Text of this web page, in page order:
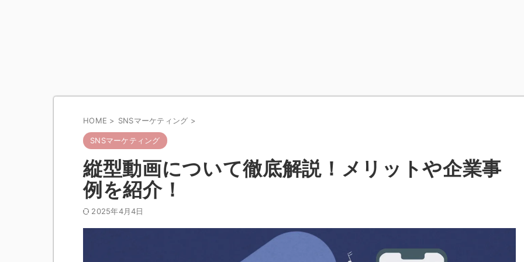
HOME > SNSマーケティング >
SNSマーケティング
縦型動画について徹底解説！メリットや企業事
例を紹介！
2025年4月4日